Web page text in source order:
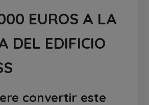
EUROS A LA
DEL EDIFICIO
convertir este